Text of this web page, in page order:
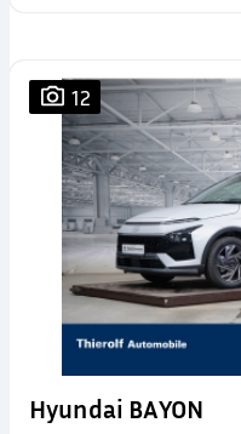
12
Hyundai BAYON